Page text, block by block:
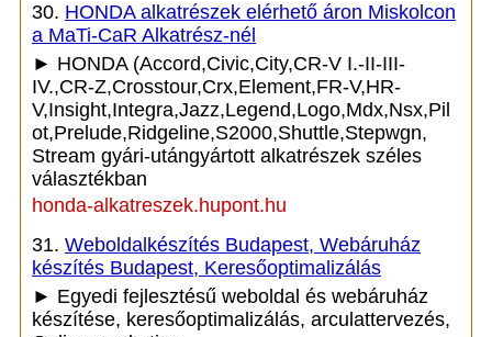
30. HONDA alkatrészek elérhető áron Miskolcon
a MaTi-CaR Alkatrész-nél
► HONDA (Accord,Civic,City,CR-V I.-II-III-
IV.,CR-Z,Crosstour,Crx,Element,FR-V,HR-
V,Insight,Integra,Jazz,Legend,Logo,Mdx,Nsx,Pil
ot,Prelude,Ridgeline,S2000,Shuttle,Stepwgn,
Stream gyári-utángyártott alkatrészek széles
választékban
honda-alkatreszek.hupont.hu
31. Weboldalkészítés Budapest, Webáruház
készítés Budapest, Keresőoptimalizálás
► Egyedi fejlesztésű weboldal és webáruház
készítése, keresőoptimalizálás, arculattervezés,